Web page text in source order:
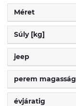
Méret
Súly [kg]
jeep
perem magasság
évjáratig